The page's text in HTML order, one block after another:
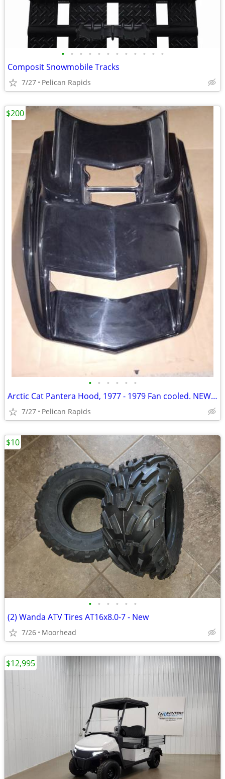
• • • • • • • • • • • •
Composit Snowmobile Tracks
7/27 Pelican Rapids
• • • • • •
Arctic Cat Pantera Hood, 1977 - 1979 Fan cooled. NEW Reproduction
7/27 Pelican Rapids
$200
• • • • • •
(2) Wanda ATV Tires AT16x8.0-7 - New
7/26 Moorhead
$10
$12,995